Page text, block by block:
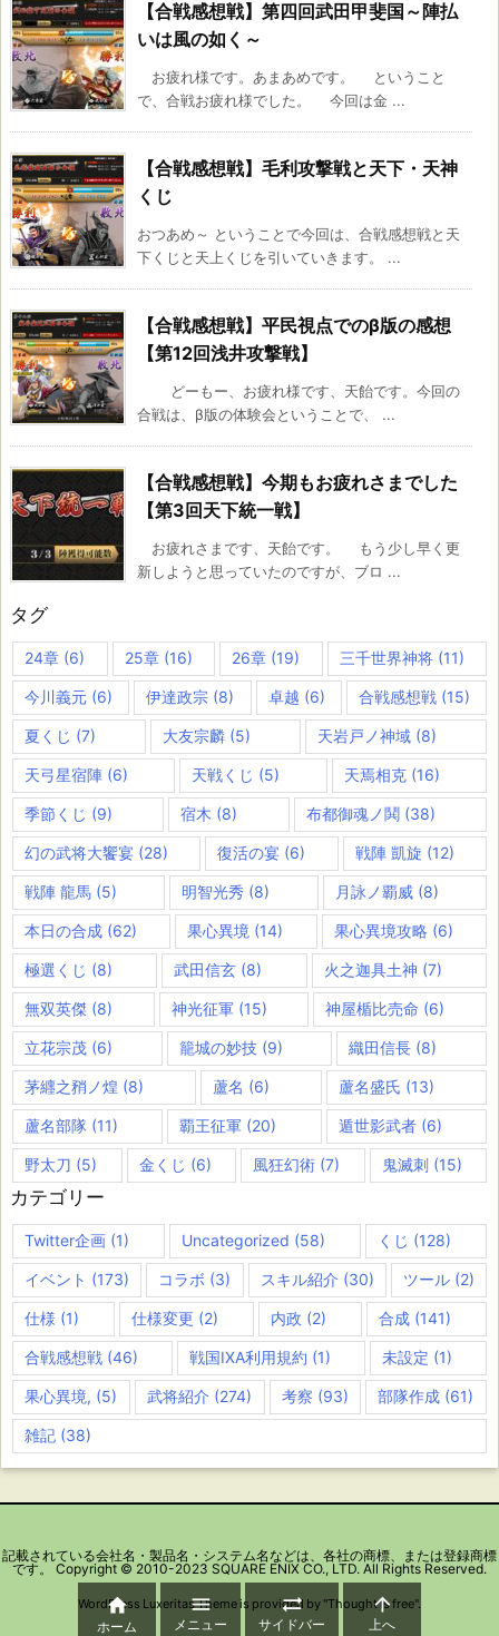
【合戦感想戦】第四回武田甲斐国～陣払
いは風の如く～
お疲れ様です。あまあめです。 ということ
で、合戦お疲れ様でした。 今回は金 ...
【合戦感想戦】毛利攻撃戦と天下・天神
くじ
おつあめ～ ということで今回は、合戦感想戦と天
下くじと天上くじを引いていきます。 ...
【合戦感想戦】平民視点でのβ版の感想
【第12回浅井攻撃戦】
どーもー、お疲れ様です、天飴です。今回の
合戦は、β版の体験会ということで、 ...
【合戦感想戦】今期もお疲れさまでした
【第3回天下統一戦】
お疲れさまです、天飴です。 もう少し早く更
新しようと思っていたのですが、ブロ ...
タグ
24章 (6) 25章(16) 26章 (19) 三千世界神将(11)
今川義元 (6) 伊達政宗 (8) 卓越 (6) 合戦感想戦(15)
夏くじ (7) 大友宗麟 (5) 天岩戸ノ神域 (8)
天弓星宿陣 (6) 天戦くじ (5) 天焉相克(16)
季節くじ (9) 宿木 (8) 布都御魂ノ鬨(38)
幻の武将大饗宴 (28) 復活の宴 (6) 戦陣 凱旋 (12)
戦陣 龍馬 (5) 明智光秀 (8) 月詠ノ覇威(8)
本日の合成 (62) 果心異境 (14) 果心異境攻略 (6)
極選くじ (8) 武田信玄 (8) 火之迦具土神 (7)
無双英傑 (8) 神光征軍(15) 神屋楯比売命 (6)
立花宗茂 (6) 籠城の妙技(9) 織田信長 (8)
茅纒之矟ノ煌 (8) 蘆名 (6) 蘆名盛氏 (13)
蘆名部隊 (11) 覇王征軍 (20) 遁世影武者(6)
野太刀 (5) 金くじ (6) 風狂幻術 (7) 鬼滅刺(15)
カテゴリー
Twitter企画 (1) Uncategorized (58) くじ (128)
イベント (173) コラボ (3) スキル紹介 (30) ツール(2)
仕様 (1) 仕様変更 (2) 内政 (2) 合成 (141)
合戦感想戦 (46) 戦国IXA利用規約 (1) 未設定 (1)
果心異境, (5) 武将紹介 (274) 考察 (93) 部隊作成 (61)
雑記 (38)
記載されている会社名・製品名・システム名などは、各社の商標、または登録商標
です。 Copyright © 2010-2023 SQUARE ENIX CO., LTD. All Rights Reserved.
WordPress Luxeritas Theme is provided by "Thought is free".

ホーム

メニュー

サイドバー

上へ